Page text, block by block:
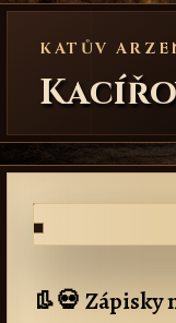
KATŮV
👢💀 Zápisky